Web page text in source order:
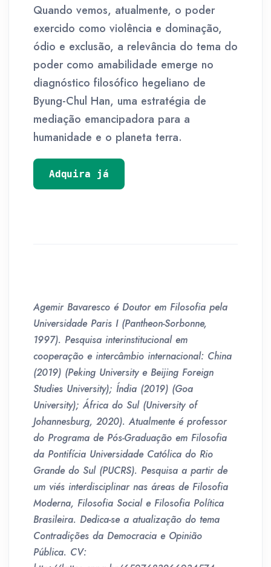
Quando vemos, atualmente, o poder
exercido como violência e dominação,
ódio e exclusão, a relevância do tema do
poder como amabilidade emerge no
diagnóstico filosófico hegeliano de
Byung-Chul Han, uma estratégia de
mediação emancipadora para a
humanidade e o planeta terra.
Adquira já
Agemir Bavaresco é Doutor em Filosofia pela
Universidade Paris I (Pantheon-Sorbonne,
1997). Pesquisa interinstitucional em
cooperação e intercâmbio internacional: China
(2019) (Peking University e Beijing Foreign
Studies University); Índia (2019) (Goa
University); África do Sul (University of
Johannesburg, 2020). Atualmente é professor
do Programa de Pós-Graduação em Filosofia
da Pontifícia Universidade Católica do Rio
Grande do Sul (PUCRS). Pesquisa a partir de
um viés interdisciplinar nas áreas de Filosofia
Moderna, Filosofia Social e Filosofia Política
Brasileira. Dedica-se a atualização do tema
Contradições da Democracia e Opinião
Pública. CV: